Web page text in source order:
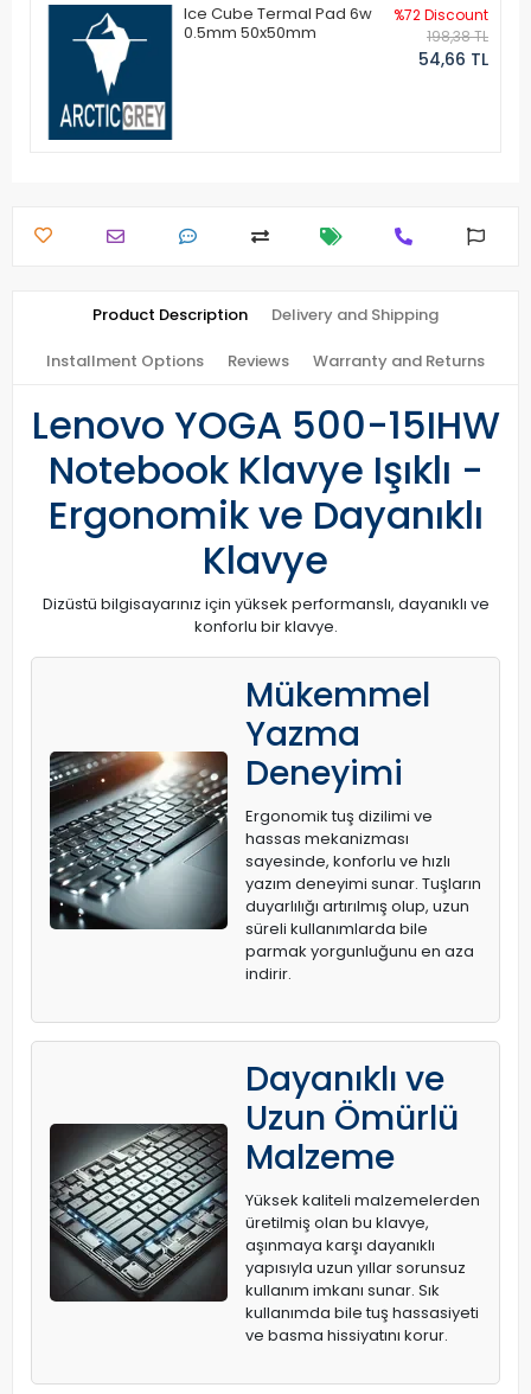
Ice Cube Termal Pad 6w
0.5mm 50x50mm
%72 Discount
198,38 TL
54,66 TL
Product Description Delivery and Shipping
Installment Options Reviews Warranty and Returns
Lenovo YOGA 500-15IHW
Notebook Klavye Işıklı -
Ergonomik ve Dayanıklı
Klavye
Dizüstü bilgisayarınız için yüksek performanslı, dayanıklı ve
konforlu bir klavye.
Mükemmel
Yazma
Deneyimi
Ergonomik tuş dizilimi ve
hassas mekanizması
sayesinde, konforlu ve hızlı
yazım deneyimi sunar. Tuşların
duyarlılığı artırılmış olup, uzun
süreli kullanımlarda bile
parmak yorgunluğunu en aza
indirir.
Dayanıklı ve
Uzun Ömürlü
Malzeme
Yüksek kaliteli malzemelerden
üretilmiş olan bu klavye,
aşınmaya karşı dayanıklı
yapısıyla uzun yıllar sorunsuz
kullanım imkanı sunar. Sık
kullanımda bile tuş hassasiyeti
ve basma hissiyatını korur.